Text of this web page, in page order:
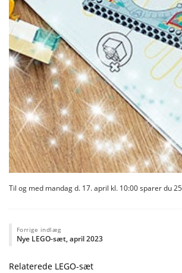
Til og med mandag d. 17. april kl. 10:00 sparer du
Forrige indlæg
Nye LEGO-sæt, april 2023
Relaterede LEGO-sæt